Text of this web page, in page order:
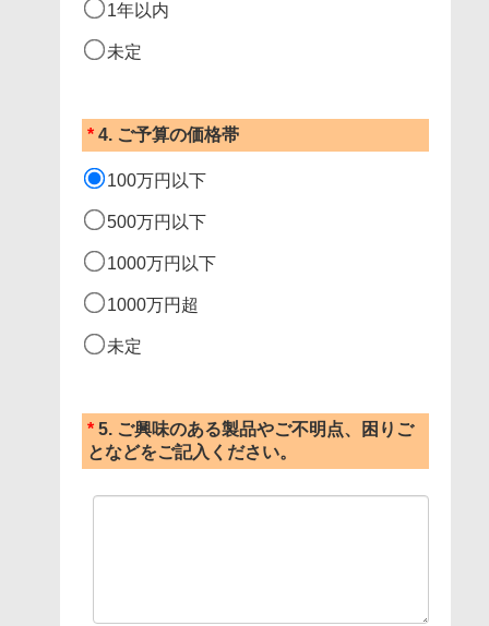
1年以内
未定
* 4. ご予算の価格帯
100万円以下
500万円以下
1000万円以下
1000万円超
未定
* 5. ご興味のある製品やご不明点、困りご
となどをご記入ください。